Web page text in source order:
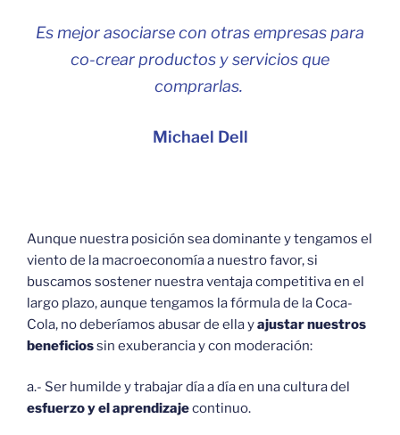
Es mejor asociarse con otras empresas para
co-crear productos y servicios que
comprarlas.
Michael Dell
Aunque nuestra posición sea dominante y tengamos el
viento de la macroeconomía a nuestro favor, si
buscamos sostener nuestra ventaja competitiva en el
largo plazo, aunque tengamos la fórmula de la Coca-
Cola, no deberíamos abusar de ella yajustar nuestros
beneficiossin exuberancia y con moderación:
a.- Ser humilde y trabajar día a día en una cultura del
esfuerzo y el aprendizajecontinuo.